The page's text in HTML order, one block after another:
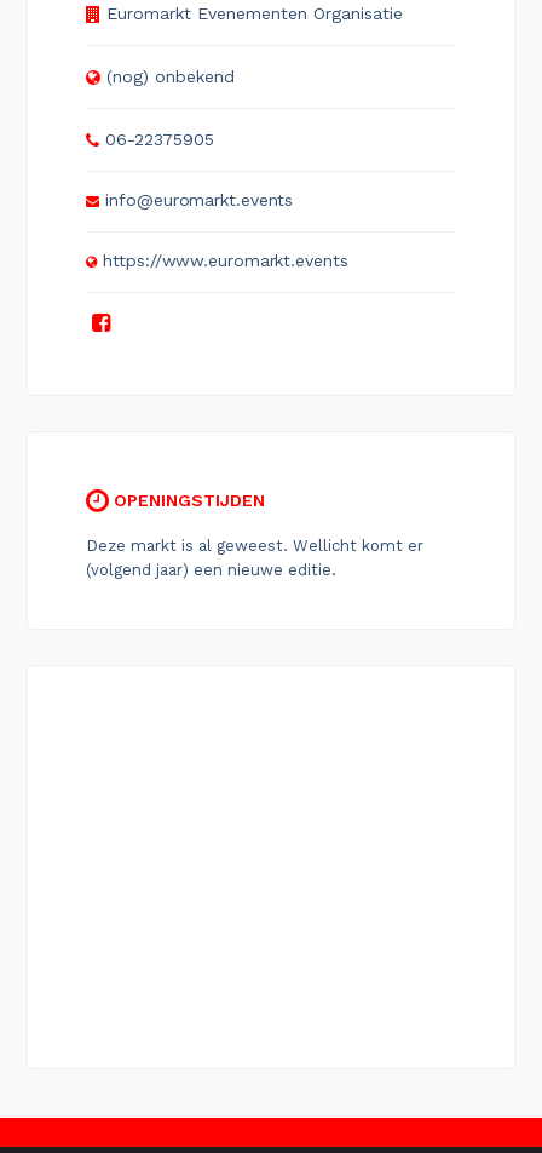
Euromarkt Evenementen Organisatie
(nog) onbekend
06-22375905
info@euromarkt.events
https://www.euromarkt.events
OPENINGSTIJDEN
Deze markt is al geweest. Wellicht komt er
(volgend jaar) een nieuwe editie.